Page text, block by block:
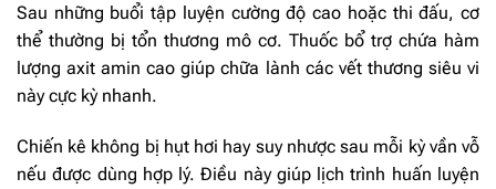
Sau những buổi tập luyện cường độ cao hoặc thi đấu, cơ
thể thường bị tổn thương mô cơ. Thuốc bổ trợ chứa hàm
lượng axit amin cao giúp chữa lành các vết thương siêu vi
này cực kỳ nhanh.
Chiến kê không bị hụt hơi hay suy nhược sau mỗi kỳ vần vỗ
nếu được dùng hợp lý. Điều này giúp lịch trình huấn luyện